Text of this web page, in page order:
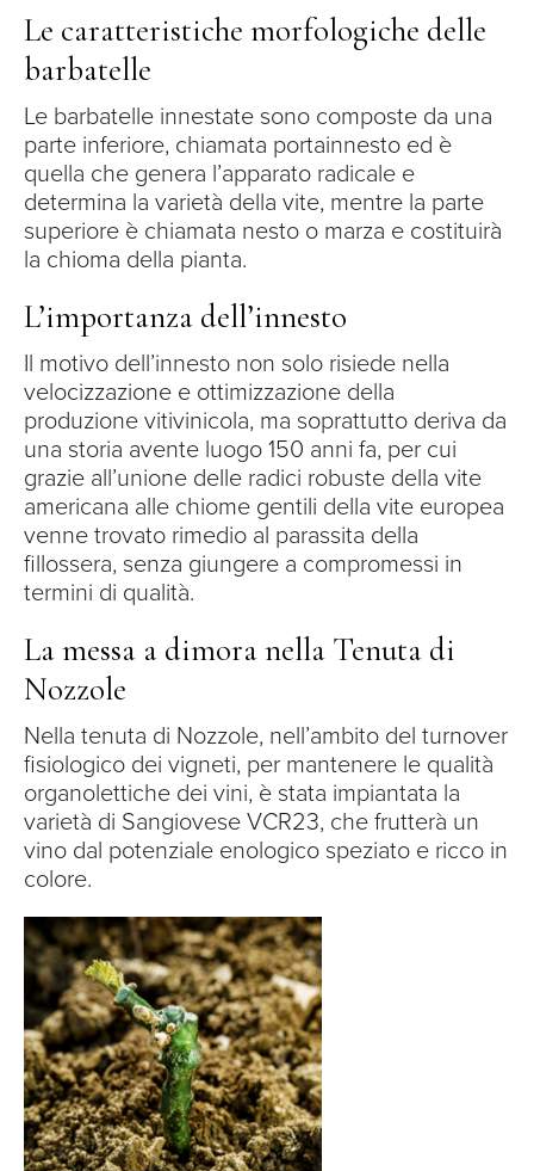
Le caratteristiche morfologiche delle
barbatelle
Le barbatelle innestate sono composte da una
parte inferiore, chiamata portainnesto ed è
quella che genera l’apparato radicale e
determina la varietà della vite, mentre la parte
superiore è chiamata nesto o marza e costituirà
la chioma della pianta.
L’importanza dell’innesto
Il motivo dell’innesto non solo risiede nella
velocizzazione e ottimizzazione della
produzione vitivinicola, ma soprattutto deriva da
una storia avente luogo 150 anni fa, per cui
grazie all’unione delle radici robuste della vite
americana alle chiome gentili della vite europea
venne trovato rimedio al parassita della
fillossera, senza giungere a compromessi in
termini di qualità.
La messa a dimora nella Tenuta di
Nozzole
Nella tenuta di Nozzole, nell’ambito del turnover
fisiologico dei vigneti, per mantenere le qualità
organolettiche dei vini, è stata impiantata la
varietà di Sangiovese VCR23, che frutterà un
vino dal potenziale enologico speziato e ricco in
colore.